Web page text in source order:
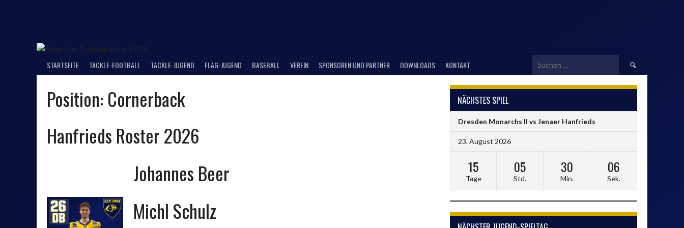
STARTSEITE TACKLE-FOOTBALL TACKLE-JUGEND FLAG-JUGEND BASEBALL VEREIN SPONSOREN UND PARTNER DOWNLOADS KONTAKT
Suchen
nach:
Position: Cornerback
Hanfrieds Roster 2026
Johannes Beer
Michl Schulz
NÄCHSTES SPIEL
Dresden Monarchs II vs Jenaer Hanfrieds
23. August 2026
15
Tage
05
Std.
30
Min.
06
Sek.